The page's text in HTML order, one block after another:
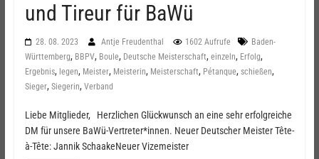
und Tireur für BaWü
28. 08. 2023 Antje Freudenthal 1602 Aufrufe
Baden-
Württemberg, BBPV, Boule, Deutsche Meisterschaft, einzeln, Erfolg,
Ergebnis, legen, Meister, Meisterin, Meisterschaft, Pétanque, schießen,
Sieger, Siegerin, Verband
Liebe Mitglieder, Herzlichen Glückwunsch an eine sehr erfolgreiche
DM für unsere BaWü-Vertreter*innen. Neuer Deutscher Meister Tête-
à-Tête: Jannik SchaakeNeuer Vizemeister